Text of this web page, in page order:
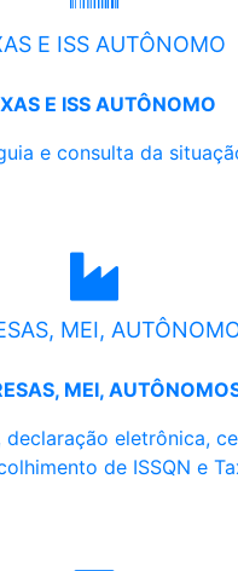
E ISS AUTÔNOMO
E ISS AUTÔNOMO
e consulta da
MEI,
MEI,
declaração eletrônica,
de ISSQN e